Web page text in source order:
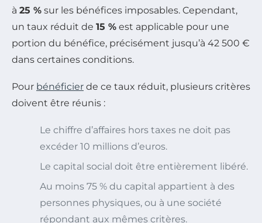
à 25 % sur les bénéfices imposables. Cependant,
un taux réduit de 15 % est applicable pour une
portion du bénéfice, précisément jusqu’à 42 500 €
dans certaines conditions.
Pour bénéficier de ce taux réduit, plusieurs critères
doivent être réunis :
Le chiffre d’affaires hors taxes ne doit pas
excéder 10 millions d’euros.
Le capital social doit être entièrement libéré.
Au moins 75 % du capital appartient à des
personnes physiques, ou à une société
répondant aux mêmes critères.